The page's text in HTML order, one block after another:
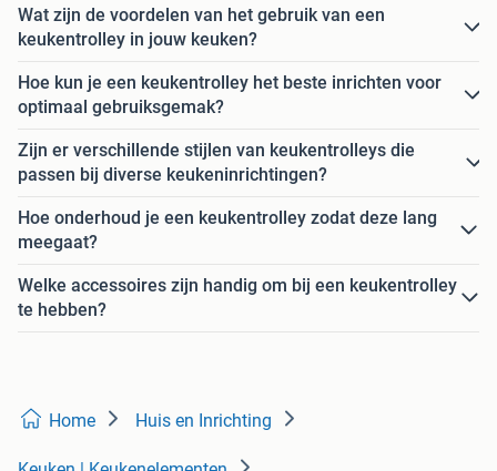
Wat zijn de voordelen van het gebruik van een
keukentrolley in jouw keuken?
Hoe kun je een keukentrolley het beste inrichten voor
optimaal gebruiksgemak?
Zijn er verschillende stijlen van keukentrolleys die
passen bij diverse keukeninrichtingen?
Hoe onderhoud je een keukentrolley zodat deze lang
meegaat?
Welke accessoires zijn handig om bij een keukentrolley
te hebben?
Home Huis en Inrichting